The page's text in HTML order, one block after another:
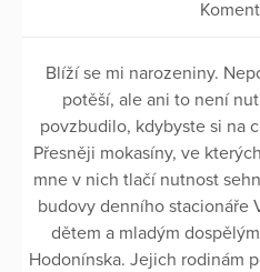
Blíží se mi narozeniny.
potěší, ale ani to není
povzbudilo, kdybyste si na
Přesněji mokasíny, ve
mne v nich tlačí nutnost
budovy denního stacionáře
dětem a mladým
Hodonínska. Jejich rodinám